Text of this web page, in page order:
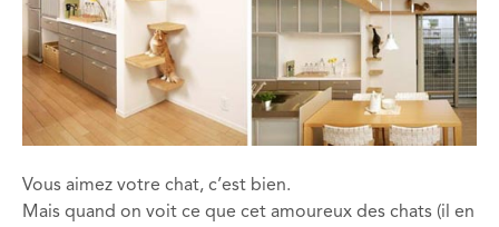
Vous aimez votre chat, c’est bien.
Mais quand on voit ce que cet amoureux des chats (il en